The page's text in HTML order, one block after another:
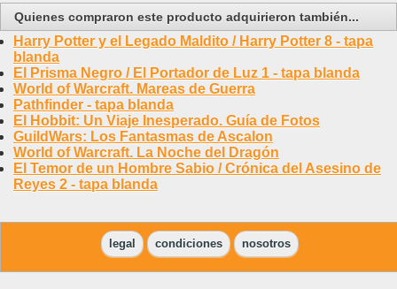
Quienes compraron este producto adquirieron también...
Harry Potter y el Legado Maldito / Harry Potter 8 - tapa
blanda
El Prisma Negro / El Portador de Luz 1 - tapa blanda
World of Warcraft. Mareas de Guerra
Pathfinder - tapa blanda
El Hobbit: Un Viaje Inesperado. Guía de Fotos
GuildWars: Los Fantasmas de Ascalon
World of Warcraft. La Noche del Dragón
El Temor de un Hombre Sabio / Crónica del Asesino de
Reyes 2 - tapa blanda
legal condiciones nosotros